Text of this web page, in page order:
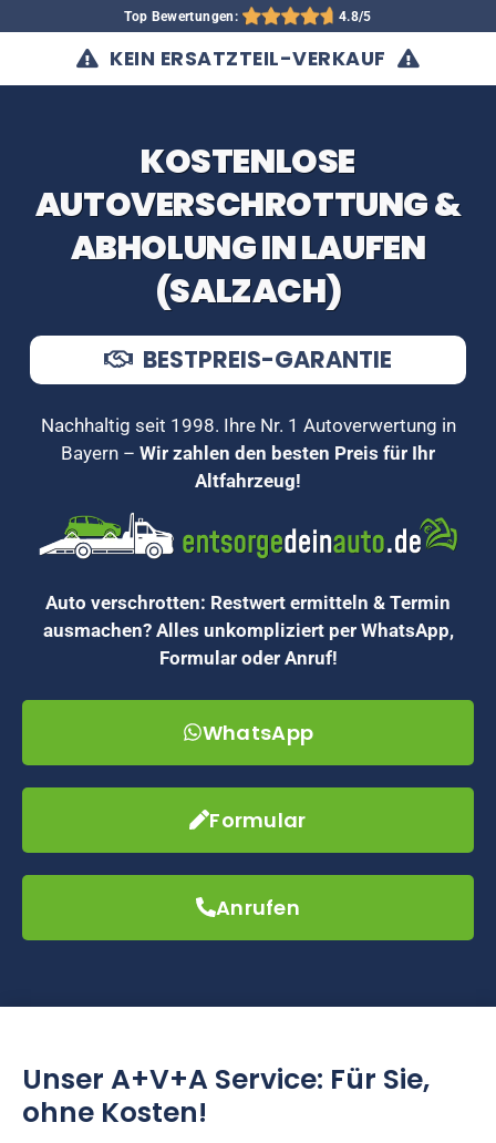
Top Bewertungen: 4.8/5
KEIN ERSATZTEIL-VERKAUF
KOSTENLOSE
AUTOVERSCHROTTUNG &
ABHOLUNG IN LAUFEN
(SALZACH)
BESTPREIS-GARANTIE
Nachhaltig seit 1998. Ihre Nr. 1 Autoverwertung in
Bayern – Wir zahlen den besten Preis für Ihr
Altfahrzeug!
Auto verschrotten: Restwert ermitteln & Termin
ausmachen? Alles unkompliziert per WhatsApp,
Formular oder Anruf!
WhatsApp
Formular
Anrufen
Unser A+V+A Service: Für Sie,
ohne Kosten!